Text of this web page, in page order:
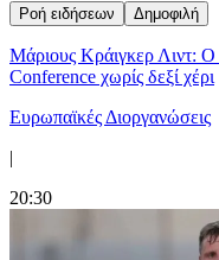
Ροή ειδήσεων Δημοφιλή
Μάριους Κράιγκερ Λιντ: Ο
Conference χωρίς δεξί χέρι
Ευρωπαϊκές Διοργανώσεις
|
20:30